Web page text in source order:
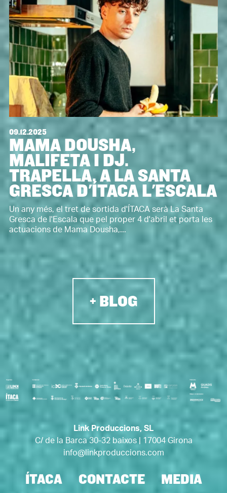
09.12.2025
MAMA DOUSHA,
MALIFETA I DJ.
TRAPELLA, A LA SANTA
GRESCA D'ÍTACA L'ESCALA
Un any més, el tret de sortida d'ÍTACA serà La Santa
Gresca de l'Escala que pel proper 4 d'abril et porta les
actuacions de Mama Dousha,...
+ BLOG
Link Produccions, SL
C/ de la Barca 30-32 baixos | 17004 Girona
info@linkproduccions.com
ÍTACA CONTACTE MEDIA